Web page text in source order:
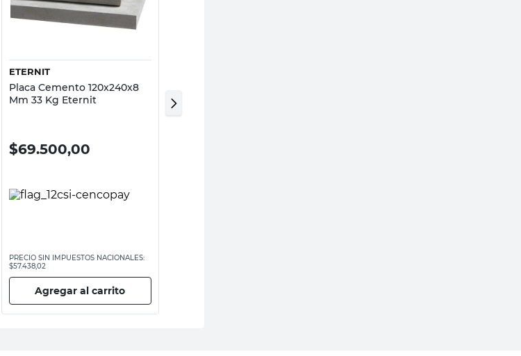
Vista rápida
ETERNIT
Placa Cemento 120x240x8
Mm 33 Kg Eternit
$69.500,00
PRECIO SIN IMPUESTOS NACIONALES:
$57.438,02
Agregar al carrito
Texturizado Gris Visón 30 Kg
Anclaflex